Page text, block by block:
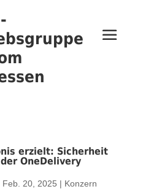
erzielt: Sicherheit
OneDelivery
Feb. 20, 2025 | Konzern